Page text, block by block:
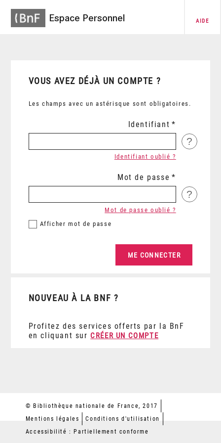
Espace Personnel AIDE
VOUS AVEZ DÉJÀ UN COMPTE ?
Les champs avec un astérisque sont obligatoires.
Identifiant
?
Identifiant oublié ?
Mot de passe
?
Afficher mot de passe
Mot de passe oublié ?
NOUVEAU À LA BNF ?
Profitez des services offerts par la BnF
en cliquant sur CRÉER UN COMPTE
© Bibliothèque nationale de France, 2017
Mentions légales
Conditions d'utilisation
Accessibilité : Partiellement conforme